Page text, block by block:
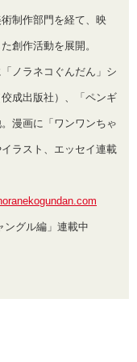
制作部門を経て、映
創作活動を展開。
ノラネコぐんだん」シ
成出版社）、「ペンギ
漫画に「ワンワンちゃ
ラスト、エッセイ連載
ングル編」連載中